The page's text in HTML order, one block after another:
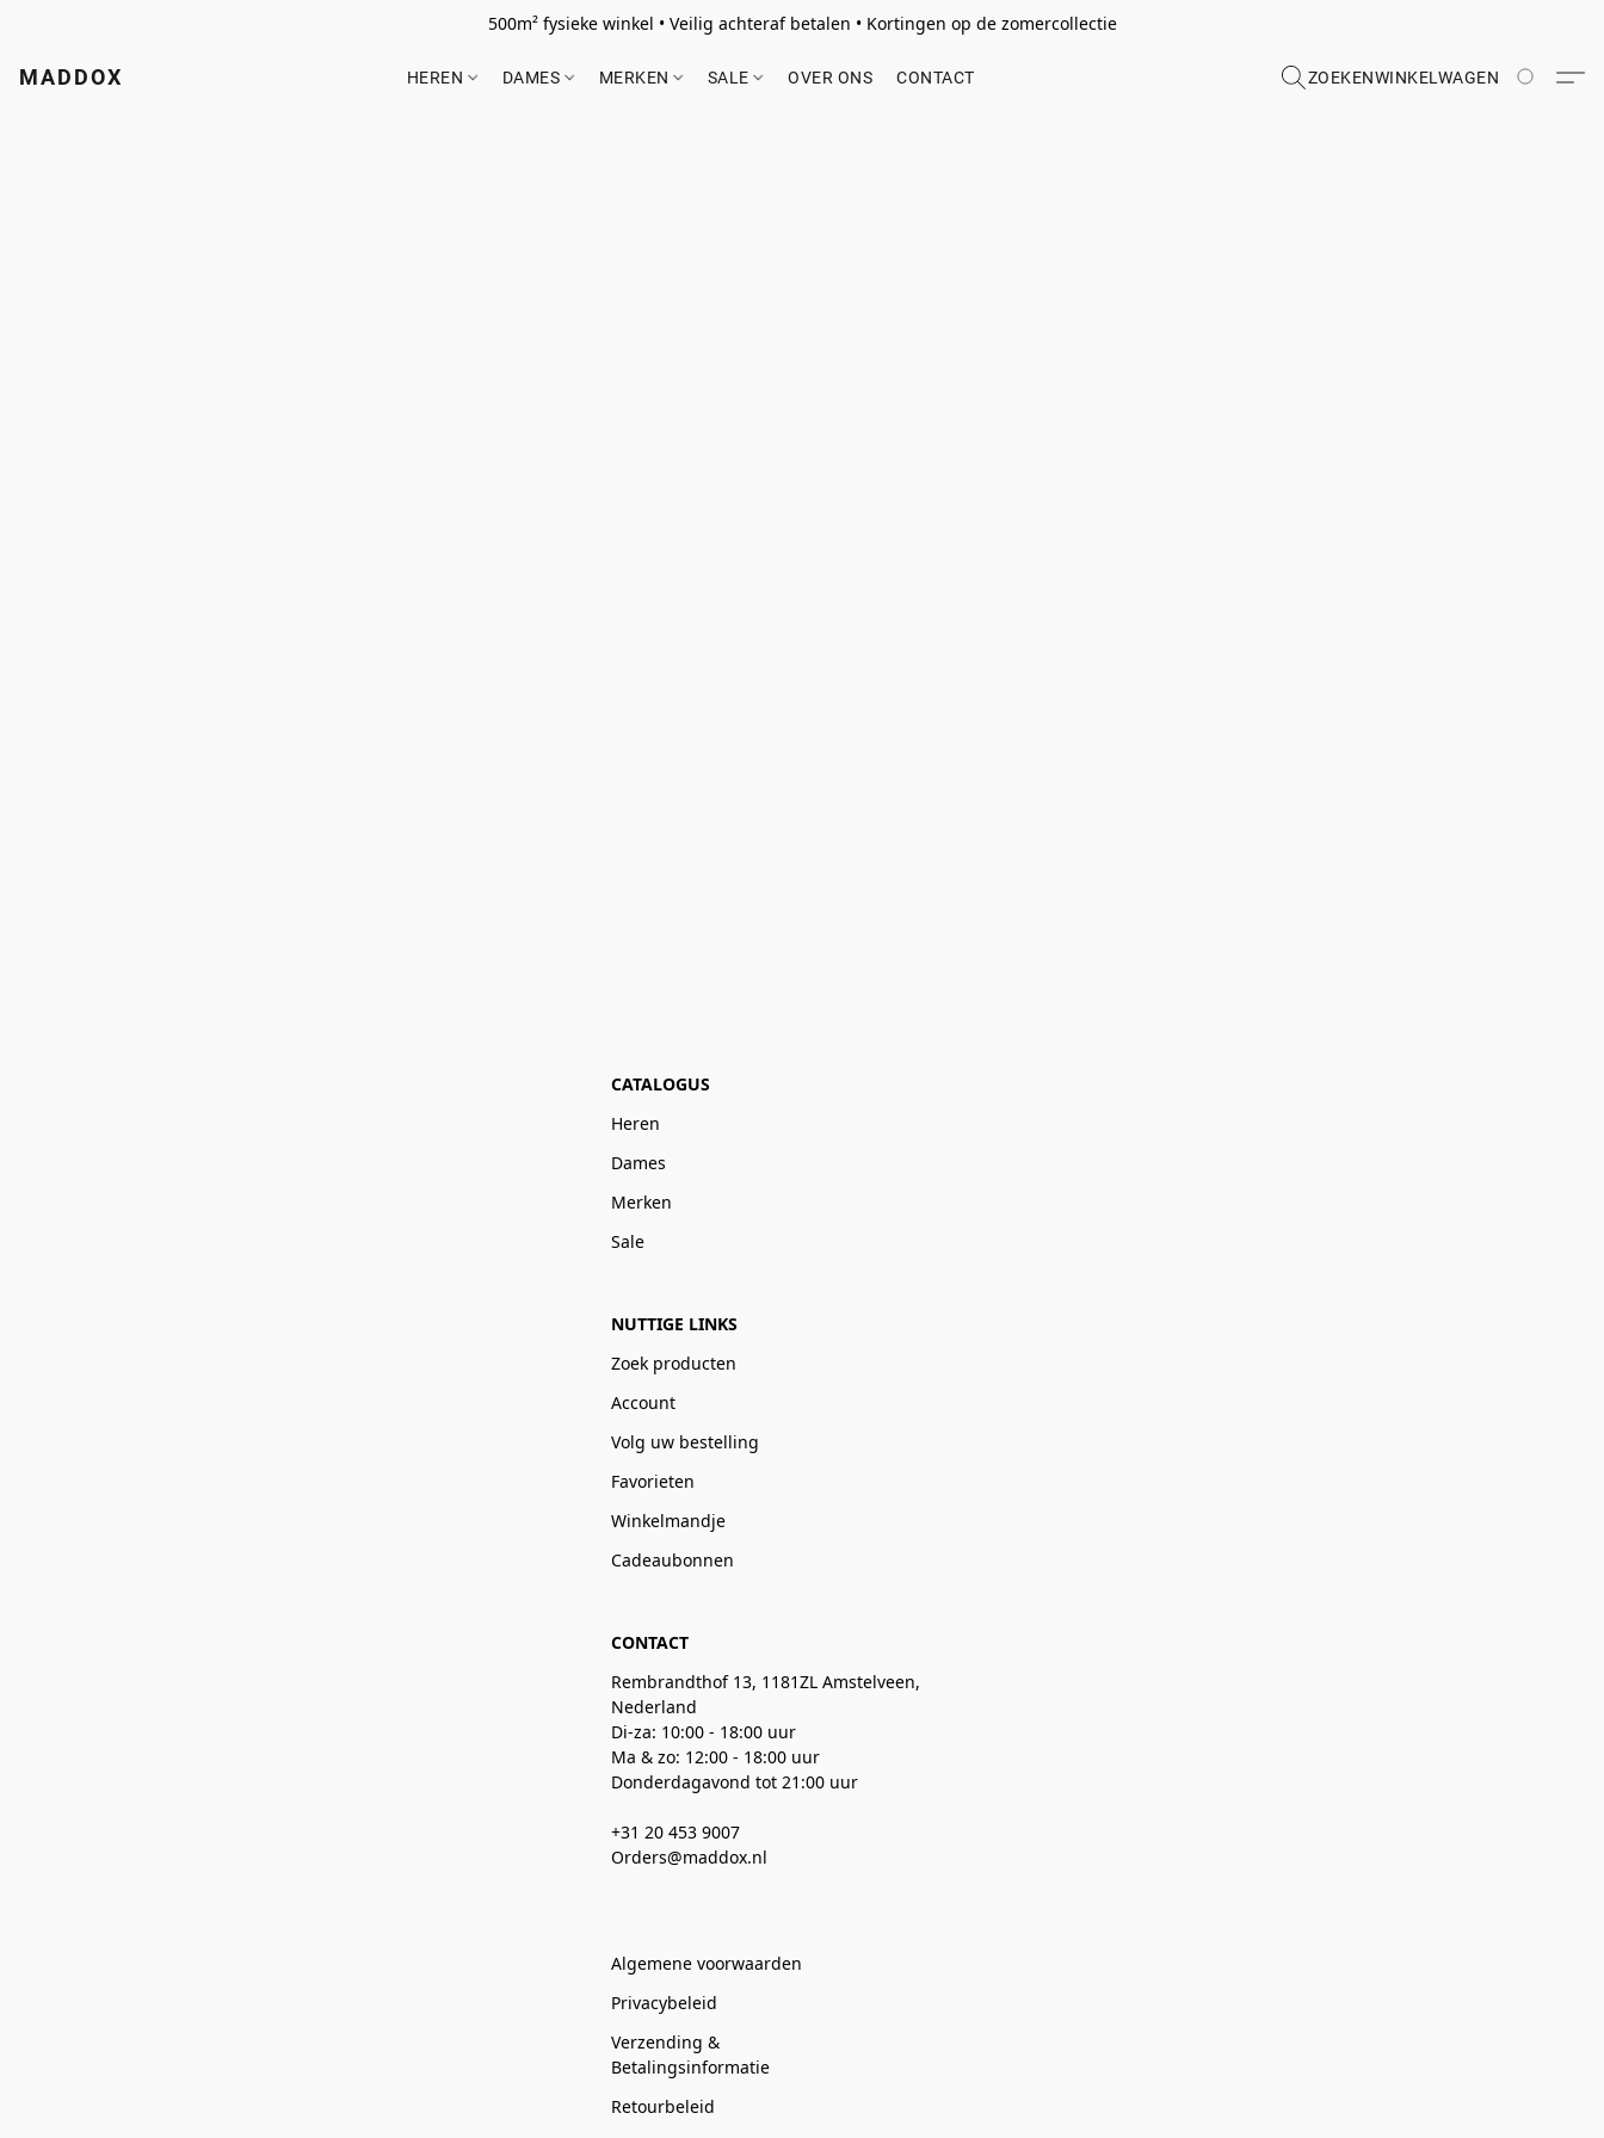
500m² fysieke winkel • Veilig achteraf betalen • Kortingen op de zomercollectie
MADDOX HEREN DAMES MERKEN SALE OVER ONS CONTACT ZOEKENWINKELWAGEN
CATALOGUS
Heren
Dames
Merken
Sale
NUTTIGE LINKS
Zoek producten
Account
Volg uw bestelling
Favorieten
Winkelmandje
Cadeaubonnen
CONTACT
Rembrandthof 13, 1181ZL Amstelveen,
Nederland
Di-za: 10:00 - 18:00 uur
Ma & zo: 12:00 - 18:00 uur
Donderdagavond tot 21:00 uur
+31 20 453 9007
Orders@maddox.nl
Algemene voorwaarden
Privacybeleid
Verzending &
Betalingsinformatie
Retourbeleid